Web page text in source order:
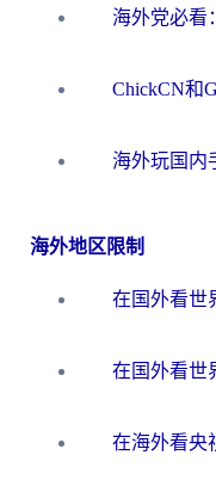
海外地区限制